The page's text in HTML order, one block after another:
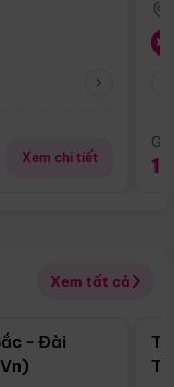
Xem chi tiết
Xem tất cả
Điểm nổi bật
- Đài